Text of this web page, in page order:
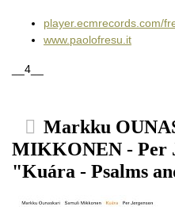
player.ecmrecords.com/
www.paolofresu.it
__4__
Markku
MIKKONEN - Per
"Kuára - Psalms